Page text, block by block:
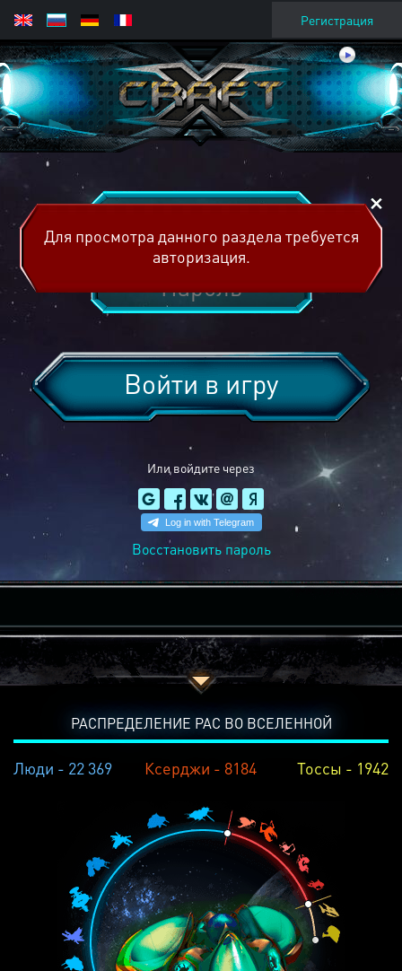
Регистрация
Или войдите через
Войти в игру
Восстановить пароль
Для просмотра данного раздела требуется
авторизация.
РАСПРЕДЕЛЕНИЕ РАС ВО ВСЕЛЕННОЙ
Люди - 22 369 Ксерджи - 8184 Тоссы - 1942